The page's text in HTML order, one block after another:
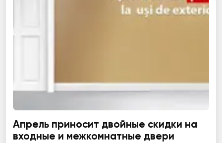
Апрель приносит двойные скидки на
входные и межкомнатные двери